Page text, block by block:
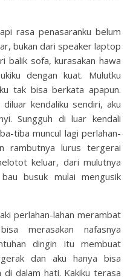
rasa penasaranku belum
bukan dari speaker laptop
balik sofa, kurasakan hawa
dengan kuat. Mulutku
tak bisa berkata apapun.
kendaliku sendiri, aku
Sungguh di luar kendali
tiba muncul lagi perlahan-
rambutnya lurus tergerai
keluar, dari mulutnya
busuk mulai mengusik
perlahan-lahan merambat
merasakan nafasnya
dingin itu membuat
dan aku hanya bisa
dalam hati. Kakiku terasa